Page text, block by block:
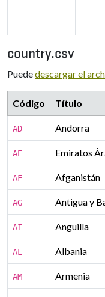
country.csv
Puededescargar el
Código Título
AD Andorra
AE Emiratos
AF Afganistán
AG Antigua y
AI Anguilla
AL Albania
AM Armenia